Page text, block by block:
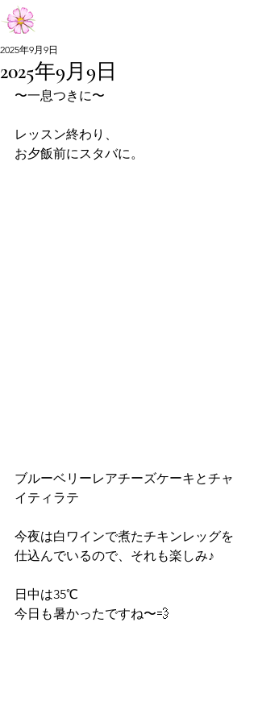
Aiko Matsumoto Official Site
2025年9月9日
2025年9月9日
〜一息つきに〜
レッスン終わり、
お夕飯前にスタバに。
ブルーベリーレアチーズケーキとチャ
イティラテ
今夜は白ワインで煮たチキンレッグを
仕込んでいるので、それも楽しみ♪
日中は35℃
今日も暑かったですね〜💨